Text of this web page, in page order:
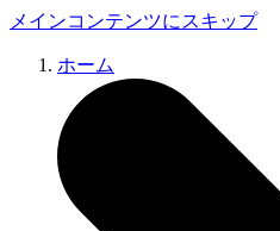
メインコンテンツにスキップ
ホーム